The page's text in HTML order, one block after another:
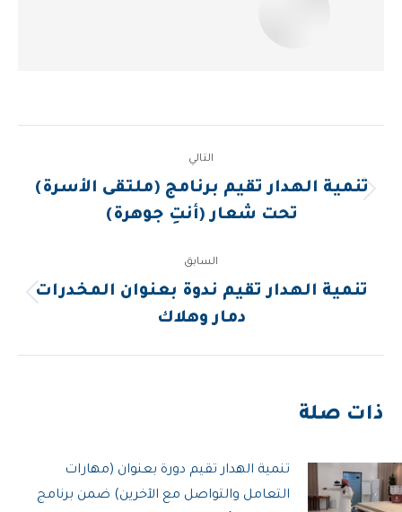
navigation
السابق
المقالة
السابقة:
تنمية الهدار تقيم ندوة بعنوان المخدرات
دمار وهلاك
التالي
المقالة
التالية:
تنمية الهدار تقيم برنامج (ملتقى الأسرة)
تحت شعار (أنتِ جوهرة)
ذات صلة
تنمية الهدار تقيم دورة بعنوان (مهارات
التعامل والتواصل مع الآخرين) ضمن برنامج